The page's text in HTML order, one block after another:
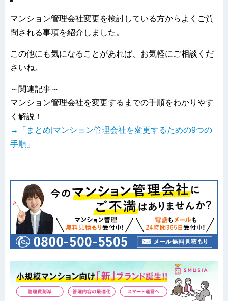
マンション管理会社変更を検討している方からよくご質
問される事項を紹介しました。
この他にも気になることがあれば、お気軽にご相談くだ
さいね。
～関連記事～
マンション管理会社を変更するまでの手順をわかりやす
く解説！
→「まとめ|マンション管理会社を変更するための9つの
手順」